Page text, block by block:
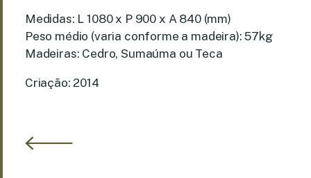
Medidas: L 1080 x P 900 x A 840 (mm)
Peso médio (varia conforme a madeira): 57kg
Madeiras: Cedro, Sumaúma ou Teca
Criação: 2014